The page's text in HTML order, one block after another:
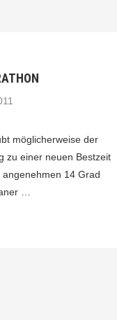
möglicherweise der
zu einer neuen Bestzeit
14 Grad
…